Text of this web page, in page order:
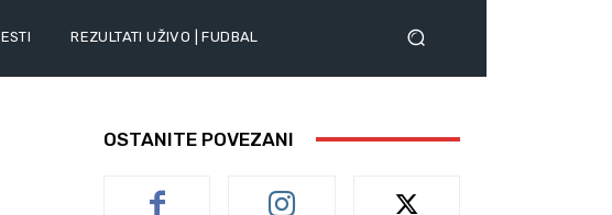
REZULTATI UŽIVO | FUDBAL
OSTANITE POVEZANI